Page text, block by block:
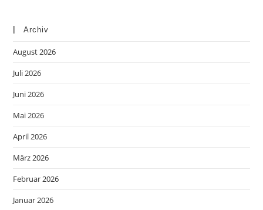
Archiv
August 2026
Juli 2026
Juni 2026
Mai 2026
April 2026
März 2026
Februar 2026
Januar 2026